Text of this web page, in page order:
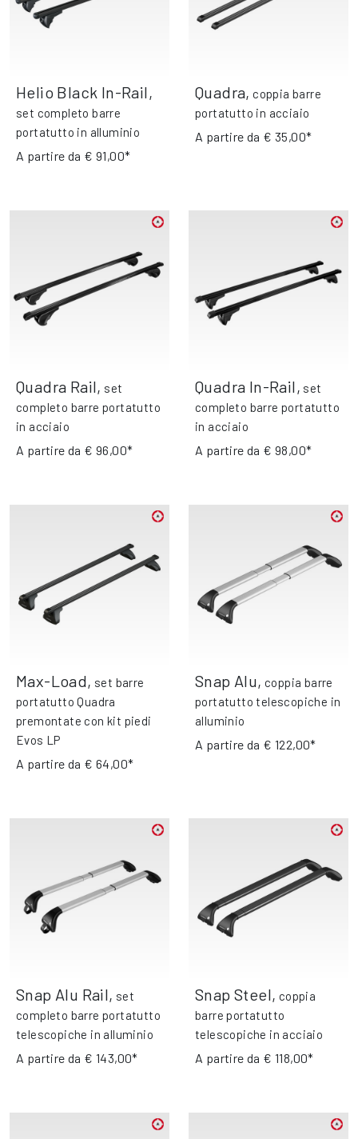
Helio Black In-Rail,
set completo barre
portatutto in alluminio
A partire da € 91,00*
Quadra, coppia barre
portatutto in acciaio
A partire da € 35,00*
Quadra Rail, set
completo barre portatutto
in acciaio
A partire da € 96,00*
Quadra In-Rail, set
completo barre portatutto
in acciaio
A partire da € 98,00*
Max-Load, set barre
portatutto Quadra
premontate con kit piedi
Evos LP
A partire da € 64,00*
Snap Alu, coppia barre
portatutto telescopiche in
alluminio
A partire da € 122,00*
Snap Alu Rail, set
completo barre portatutto
telescopiche in alluminio
A partire da € 143,00*
Snap Steel, coppia
barre portatutto
telescopiche in acciaio
A partire da € 118,00*